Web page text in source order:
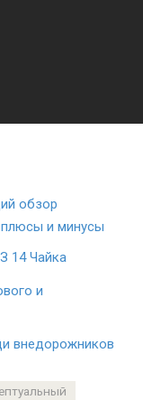
обзор
плюсы и минусы
14 Чайка
и
внедорожников